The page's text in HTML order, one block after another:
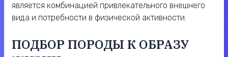
является комбинацией привлекательного внешнего
вида и потребности в физической активности.
ПОДБОР ПОРОДЫ К ОБРАЗУ